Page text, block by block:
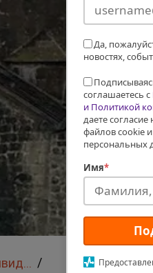
Да,
новостях,
соглашаетесь с
и Политикой
даете
файлов cookie
персональных
Имя*
Индивидуальные ту /